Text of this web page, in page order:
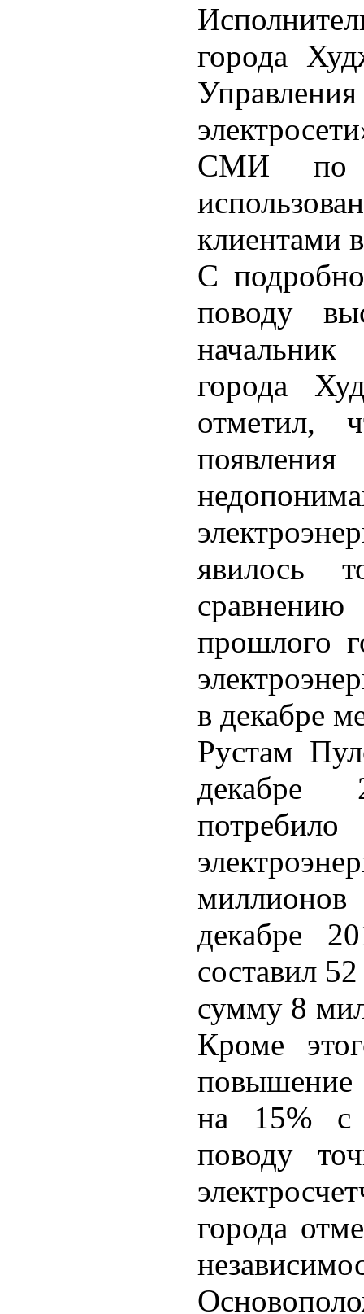
города
СМИ по
клиентами
С
поводу
начальник
города
отметил,
явилось
прошлого
в декабре
Рустам
декабре
декабре
составил
сумму 8
Кроме
повышение
на 15% с
поводу
города